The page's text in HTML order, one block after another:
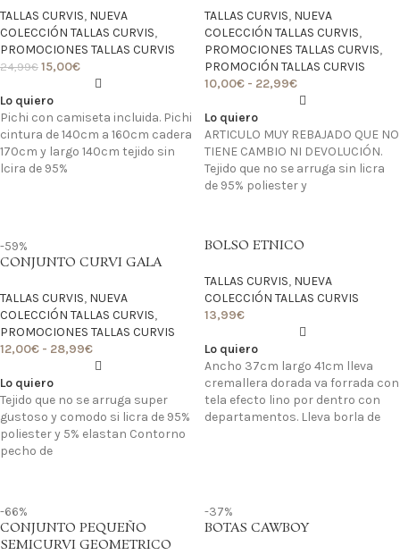
TALLAS CURVIS, NUEVA
COLECCIÓN TALLAS CURVIS,
PROMOCIONES TALLAS CURVIS
24,99€ 15,00€
Lo quiero
Pichi con camiseta incluida. Pichi
cintura de 140cm a 160cm cadera
170cm y largo 140cm tejido sin
lcira de 95%
TALLAS CURVIS, NUEVA
COLECCIÓN TALLAS CURVIS,
PROMOCIONES TALLAS CURVIS,
PROMOCIÓN TALLAS CURVIS
10,00€ - 22,99€
Lo quiero
ARTICULO MUY REBAJADO QUE NO
TIENE CAMBIO NI DEVOLUCIÓN.
Tejido que no se arruga sin licra
de 95% poliester y
-59%
CONJUNTO CURVI GALA
TALLAS CURVIS, NUEVA
COLECCIÓN TALLAS CURVIS,
PROMOCIONES TALLAS CURVIS
12,00€ - 28,99€
Lo quiero
Tejido que no se arruga super
gustoso y comodo si licra de 95%
poliester y 5% elastan Contorno
pecho de
BOLSO ETNICO
TALLAS CURVIS, NUEVA
COLECCIÓN TALLAS CURVIS
13,99€
Lo quiero
Ancho 37cm largo 41cm lleva
cremallera dorada va forrada con
tela efecto lino por dentro con
departamentos. Lleva borla de
-66%
CONJUNTO PEQUEÑO
SEMICURVI GEOMETRICO
-37%
BOTAS CAWBOY